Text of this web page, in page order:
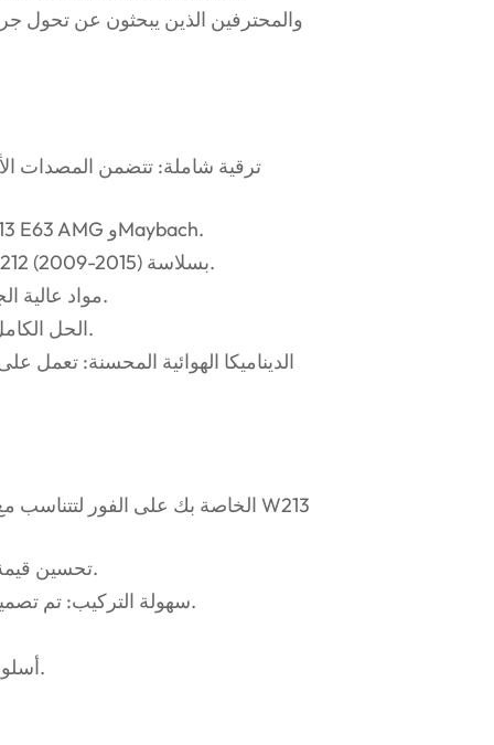
والمحترفين الذين يبحثون عن تحول
ترقية شاملة: تتضمن المصدات
التصميم الفاخر: يعكس إشارات التصميم لموديلات W213 E63 AMG وMaybach.
الإعداد الدقيق: مصمم ليناسب مرسيدس بنز الفئة E W212 (2009-2015) بسلاسة.
مواد عالية الجودة: مواد متينة وخفيفة الوزن مقاومة للطقس والتآكل.
الحل الكامل لشد الوجه: يمنح سيارتك مظهرًا عصريًا وأنيقًا ورياضيًا.
الديناميكا الهوائية المحسنة:
تحسين قيمة إعادة البيع: يعزز جاذبية سيارتك بشكل عام وقيمتها السوقية.
سهولة التركيب: تم تصميمه للتثبيت المباشر دون المساس بالملاءمة أو اللمسة النهائية.
أسلوب شخصي: يجمع بين الفخامة والرياضة ليعكس ذوقك الفريد.